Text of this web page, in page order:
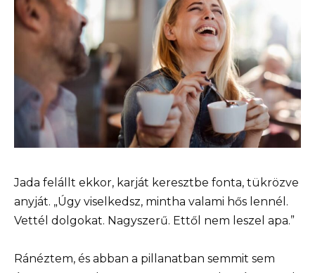
Jada felállt ekkor, karját keresztbe fonta, tükrözve
anyját. „Úgy viselkedsz, mintha valami hős lennél.
Vettél dolgokat. Nagyszerű. Ettől nem leszel apa.”
Ránéztem, és abban a pillanatban semmit sem